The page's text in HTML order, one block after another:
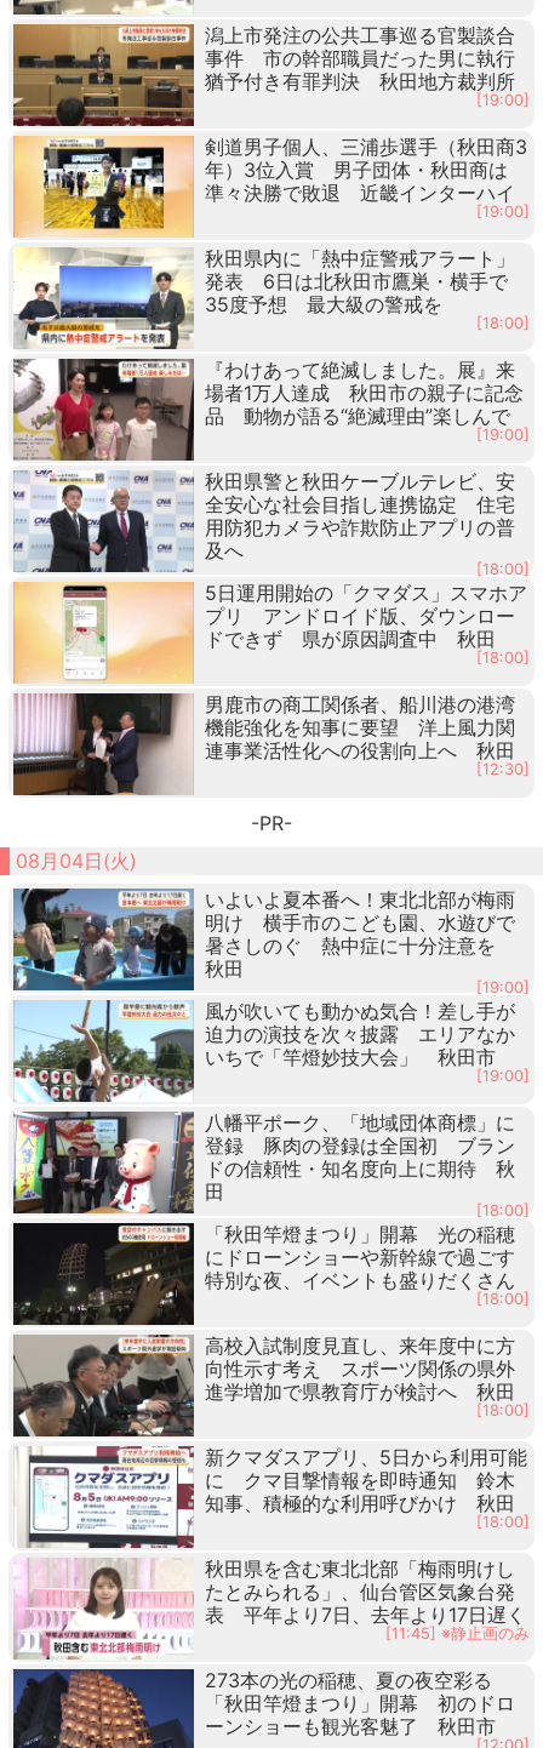
潟上市発注の公共工事巡る官製談合
事件 市の幹部職員だった男に執行
猶予付き有罪判決 秋田地方裁判所
[19:00]
剣道男子個人、三浦歩選手（秋田商3
年）3位入賞 男子団体・秋田商は
準々決勝で敗退 近畿インターハイ
[19:00]
秋田県内に「熱中症警戒アラート」
発表 6日は北秋田市鷹巣・横手で
35度予想 最大級の警戒を
[18:00]
『わけあって絶滅しました。展』来
場者1万人達成 秋田市の親子に記念
品 動物が語る“絶滅理由”楽しんで
[19:00]
秋田県警と秋田ケーブルテレビ、安
全安心な社会目指し連携協定 住宅
用防犯カメラや詐欺防止アプリの普
及へ
[18:00]
5日運用開始の「クマダス」スマホア
プリ アンドロイド版、ダウンロー
ドできず 県が原因調査中 秋田
[18:00]
男鹿市の商工関係者、船川港の港湾
機能強化を知事に要望 洋上風力関
連事業活性化への役割向上へ 秋田
[12:30]
-PR-
08月04日(火)
いよいよ夏本番へ！東北北部が梅雨
明け 横手市のこども園、水遊びで
暑さしのぐ 熱中症に十分注意を
秋田
[19:00]
風が吹いても動かぬ気合！差し手が
迫力の演技を次々披露 エリアなか
いちで「竿燈妙技大会」 秋田市
[19:00]
八幡平ポーク、「地域団体商標」に
登録 豚肉の登録は全国初 ブラン
ドの信頼性・知名度向上に期待 秋
田
[18:00]
「秋田竿燈まつり」開幕 光の稲穂
にドローンショーや新幹線で過ごす
特別な夜、イベントも盛りだくさん
[18:00]
高校入試制度見直し、来年度中に方
向性示す考え スポーツ関係の県外
進学増加で県教育庁が検討へ 秋田
[18:00]
新クマダスアプリ、5日から利用可能
に クマ目撃情報を即時通知 鈴木
知事、積極的な利用呼びかけ 秋田
[18:00]
秋田県を含む東北北部「梅雨明けし
たとみられる」、仙台管区気象台発
表 平年より7日、去年より17日遅く
[11:45] ※静止画のみ
273本の光の稲穂、夏の夜空彩る
「秋田竿燈まつり」開幕 初のドロ
ーンショーも観光客魅了 秋田市